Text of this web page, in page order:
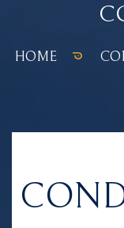
HOME